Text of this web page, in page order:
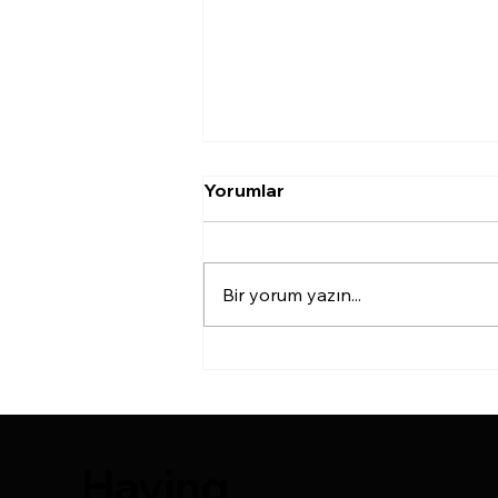
Burun Estetiği Sonrası
Yorumlar
Bir yorum yazın...